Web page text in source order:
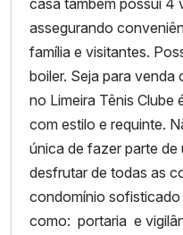
casa também possui 4
assegurando
família e visitantes.
boiler. Seja para
no Limeira Tênis
com estilo e requinte.
única de fazer parte
desfrutar de todas as
condomínio sofisticado
como: portaria e